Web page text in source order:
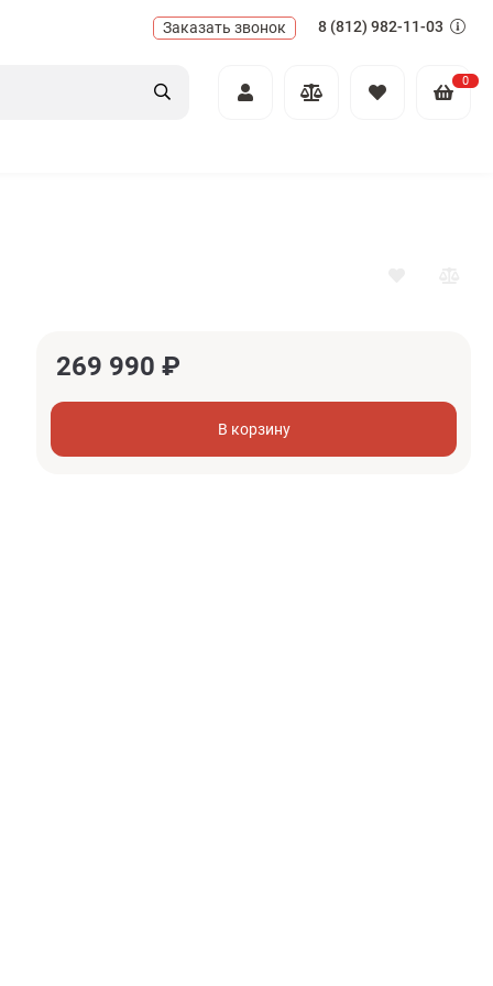
Заказать звонок 8 (812) 982-11-03
0
269 990 ₽
В корзину